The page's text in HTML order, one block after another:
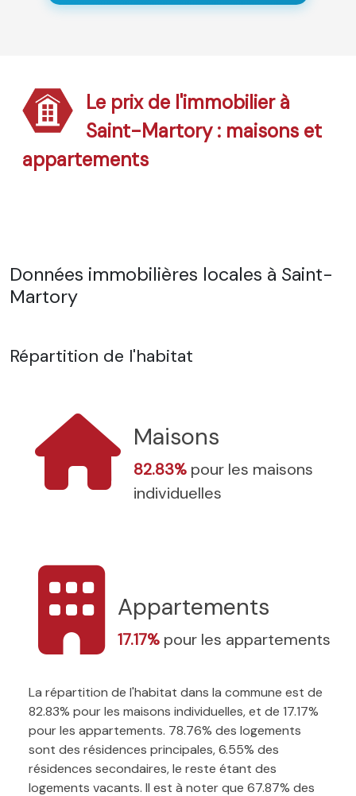
Le prix de l'immobilier à
Saint-Martory : maisons et
appartements
Données immobilières locales à Saint-
Martory
Répartition de l'habitat
Maisons
82.83% pour les maisons
individuelles
Appartements
17.17% pour les appartements
La répartition de l'habitat dans la commune est de
82.83% pour les maisons individuelles, et de 17.17%
pour les appartements. 78.76% des logements
sont des résidences principales, 6.55% des
résidences secondaires, le reste étant des
logements vacants. Il est à noter que 67.87% des